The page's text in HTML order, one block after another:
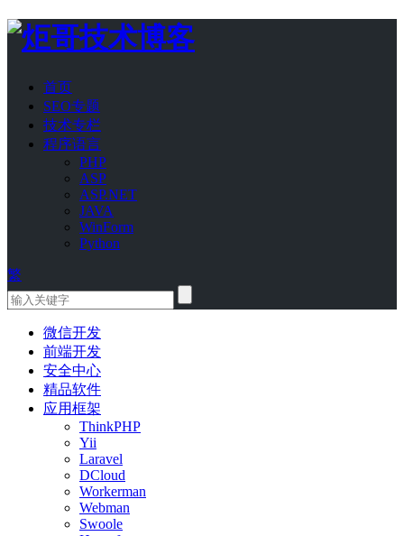
首页
SEO专题
技术专栏
程序语言
PHP
ASP
ASP.NET
JAVA
WinForm
Python
繁
微信开发
前端开发
安全中心
精品软件
应用框架
ThinkPHP
Yii
Laravel
DCloud
Workerman
Webman
Swoole